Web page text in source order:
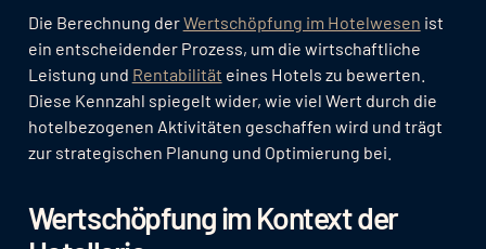
Die Berechnung derWertschöpfung im Hotelwesen ist
ein entscheidender Prozess, um die wirtschaftliche
Leistung und Rentabilität eines Hotels zu bewerten.
Diese Kennzahl spiegelt wider, wie viel Wert durch die
hotelbezogenen Aktivitäten geschaffen wird und trägt
zur strategischen Planung und Optimierung bei.
Wertschöpfung im Kontext der